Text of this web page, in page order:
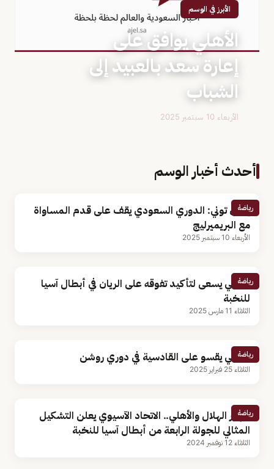
الأبرز في الوسم
الأهلي يوافق على
إعارة سعد بالعبيد إلى
الشباب
الأربعاء 10 سبتمبر 2025
أحدث أخبار الوسم
رياضة
إيفان توني: الدوري السعودي يقف على قدم المساواة
مع البريميرليج
الأربعاء 10 سبتمبر 2025
رياضة
الأهلي يسعى لتأكيد تفوقه على الريان في أبطال آسيا
للنخبة
الثلاثاء 11 مارس 2025
رياضة
الأهلي يقسو على القادسية في دوري روشن
الثلاثاء 25 فبراير 2025
رياضة
ظهور الهلال والأهلي.. الاتحاد الآسيوي يعلن التشكيل
المثالي للجولة الرابعة من أبطال آسيا للنخبة
الثلاثاء 12 نوفمبر 2024